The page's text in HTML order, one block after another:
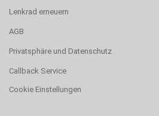
Lenkrad erneuern
AGB
Privatsphäre und Datenschutz
Callback Service
Cookie Einstellungen